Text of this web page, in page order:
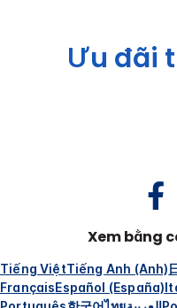
Ưu đãi
Xem bằng
Tiếng ViệtTiếng Anh (Anh)
FrançaisEspañol (España)